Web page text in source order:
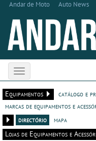
Andar de Moto Auto News
Toggle
navigation
Equipamentos
catálogo e
marcas de equipamentos e
directório
mapa
Lojas de Equipamentos e